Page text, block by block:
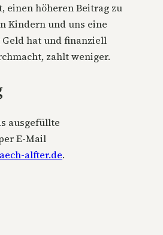
einen höheren Beitrag zu
Kindern und uns eine
hat und finanziell
zahlt weniger.
ausgefüllte
E-Mail
alfter.de.